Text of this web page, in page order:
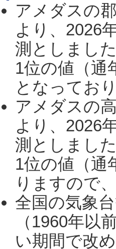
アメダスの
より、2026
測としまし
1位の値（通
となってお
アメダスの
より、2026
測としまし
1位の値（通
りますので
全国の気象
（1960年以
い期間で改